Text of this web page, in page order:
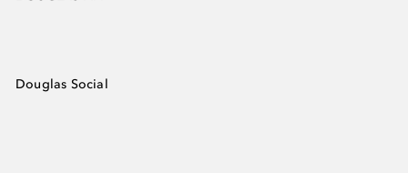
Douglas Social